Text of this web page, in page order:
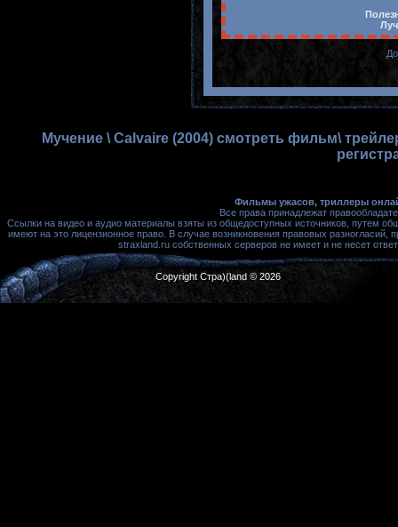
Мучение \ Calvaire (2004) смотреть фильм\
Фильмы ужасов, триллеры
Все права принадлежат
Ссылки на видео и аудио материалы взяты из общедоступных источников, путем
имеют на это лицензионное право. В случае возникновения правовых
straxland.ru собственных серверов не имеет и не несет
Copyright Стра)(land © 2026